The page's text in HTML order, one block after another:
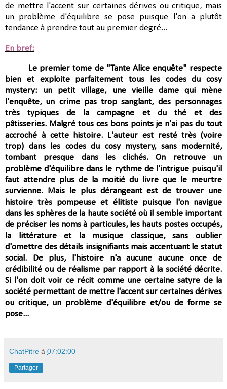
de mettre l'accent sur certaines dérives ou critique, mais
un problème d'équilibre se pose puisque l'on a plutôt
tendance à prendre tout au premier degré...
En bref:
Le premier tome de "Tante Alice enquête" respecte
bien et exploite parfaitement tous les codes du cosy
mystery: un petit village, une vieille dame qui mène
l'enquête, un crime pas trop sanglant, des personnages
très typiques de la campagne et du thé et des
pâtisseries. Malgré tous ces bons points je n'ai pas du tout
accroché à cette histoire. L'auteur est resté très (voire
trop) dans les codes du cosy mystery, sans modernité,
tombant presque dans les clichés. On retrouve un
problèmed'équilibre dans le rythmede l'intrigue puisqu'il
faut attendre plus de la moitié du livre que le meurtre
survienne. Mais le plus dérangeant est de trouver une
histoire très pompeuse et élitiste puisque l'on navigue
dans les sphères de la haute société où il semble important
de préciser les noms à particules, les hauts postes occupés,
la littérature et la musique classique, sans oublier
d'omettre desdétails insignifiants mais accentuant le statut
social. De plus, l'histoire n'a aucune aucune once de
crédibilité ou de réalisme par rapport à la société décrite.
Si l'on doit voir ce récit comme une certaine satyre de la
société permettant de mettre l'accent sur certaines dérives
ou critique, un problème d'équilibre et/ou de forme se
pose...
ChatPitre à 07:02:00
Partager